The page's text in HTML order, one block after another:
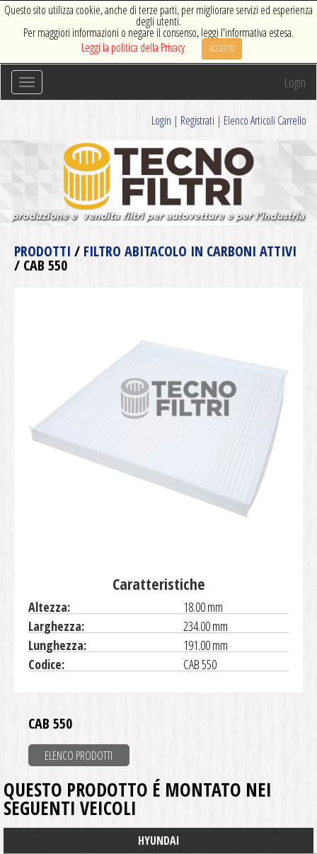
Questo sito utilizza cookie, anche di terze parti, per migliorare servizi ed esperienza
degli utenti.
Per maggiori informazioni o negare il consenso, leggi l'informativa estesa.
Leggi la politica della Privacy
ACCETTO
Toggle
navigation
Login
Login | Registrati | Elenco Articoli Carrello
PRODOTTI / FILTRO ABITACOLO IN CARBONI ATTIVI
/ CAB 550
Caratteristiche
Altezza:
18.00 mm
Larghezza:
234.00 mm
Lunghezza:
191.00 mm
Codice:
CAB 550
CAB 550
ELENCO PRODOTTI
QUESTO PRODOTTO É MONTATO NEI
SEGUENTI VEICOLI
HYUNDAI